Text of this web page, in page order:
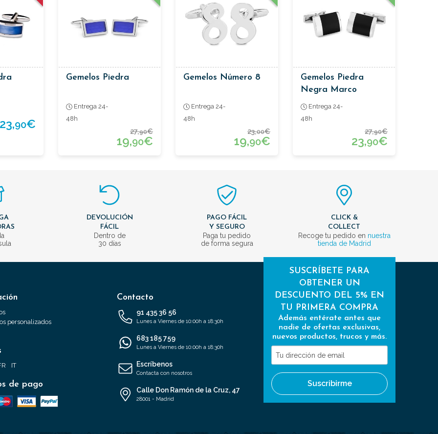
23,90€
Gemelos Piedra
Entrega 24-
48h
27,90€
19,90€
Gemelos Número 8
Entrega 24-
48h
23,00€
19,90€
Gemelos Piedra
Negra Marco
Lateral
Entrega 24-
48h
27,90€
23,90€
DEVOLUCIÓN
FÁCIL
Dentro de
30 días
PAGO FÁCIL
Y SEGURO
Paga tu pedido
de forma segura
CLICK &
COLLECT
Recoge tu pedido en nuestra
tienda de Madrid
personalizados
IT
de pago
Contacto
91 435 36 56
Lunes a Viernes de 10:00h a 18:30h
683 185 759
Lunes a Viernes de 10:00h a 18:30h
Escríbenos
Contacta con nosotros
Calle Don Ramón de la Cruz, 47
28001 - Madrid
SUSCRÍBETE PARA
OBTENER UN
DESCUENTO DEL 5% EN
TU PRIMERA COMPRA
Además entérate antes que
nadie de ofertas exclusivas,
nuevos productos, trucos y más.
Tu
dirección
de
email
Suscribirme